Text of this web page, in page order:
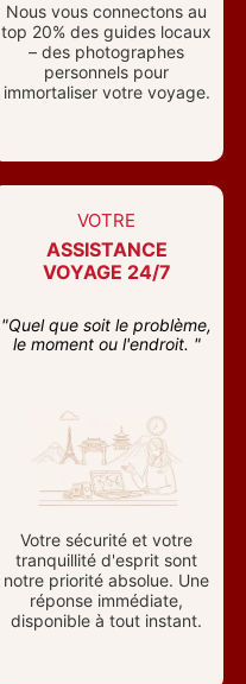
Nous vous connectons au
top 20% des guides locaux
– des photographes
personnels pour
immortaliser votre voyage.
VOTRE
ASSISTANCE
VOYAGE 24/7
"Quel que soit le problème,
le moment ou l'endroit. "
Votre sécurité et votre
tranquillité d'esprit sont
notre priorité absolue. Une
réponse immédiate,
disponible à tout instant.